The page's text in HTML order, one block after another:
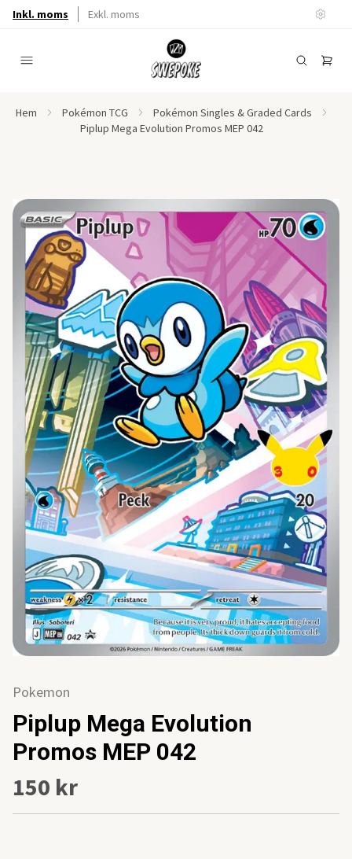
Inkl. moms Exkl. moms
Hem Pokémon TCG
Pokémon Singles & Graded Cards
Piplup Mega Evolution Promos MEP 042
Pokemon
Piplup Mega Evolution
Promos MEP 042
150 kr